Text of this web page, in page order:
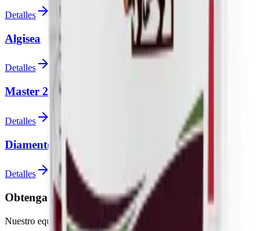
Detalles
Algisea
Detalles
Master 26
Detalles
Diamente Amino VIP
Detalles
Obtenga soporte experto para sus proyectos
Nuestro equipo técnico está listo para sus preguntas